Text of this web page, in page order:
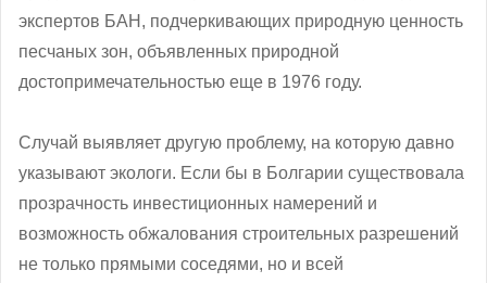
экспертов БАН, подчеркивающих природную ценность
песчаных зон, объявленных природной
достопримечательностью еще в 1976 году.
Случай выявляет другую проблему, на которую давно
указывают экологи. Если бы в Болгарии существовала
прозрачность инвестиционных намерений и
возможность обжалования строительных разрешений
не только прямыми соседями, но и всей